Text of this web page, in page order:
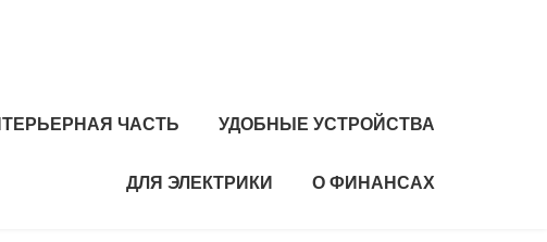
ЧАСТЬ УДОБНЫЕ УСТРОЙСТВА
ДЛЯ ЭЛЕКТРИКИ О ФИНАНСАХ